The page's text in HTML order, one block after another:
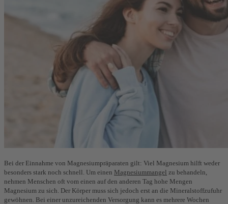
Bei der Einnahme von Magnesiumpräparaten gilt: Viel Magnesium hilft weder
besonders stark noch schnell. Um einen Magnesiummangel zu behandeln,
nehmen Menschen oft vom einen auf den anderen Tag hohe Mengen
Magnesium zu sich. Der Körper muss sich jedoch erst an die Mineralstoffzufuhr
gewöhnen. Bei einer unzureichenden Versorgung kann es mehrere Wochen